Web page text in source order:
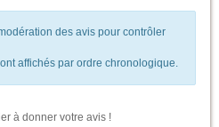
des avis pour contrôler
affichés par ordre chronologique.
à donner votre avis !